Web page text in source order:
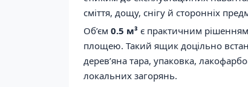
сміття, дощу, снігу й сторонніх
Об’єм 0.5 м³ є практичним
площею. Такий ящик доцільно
дерев’яна тара, упаковка,
локальних загорянь.